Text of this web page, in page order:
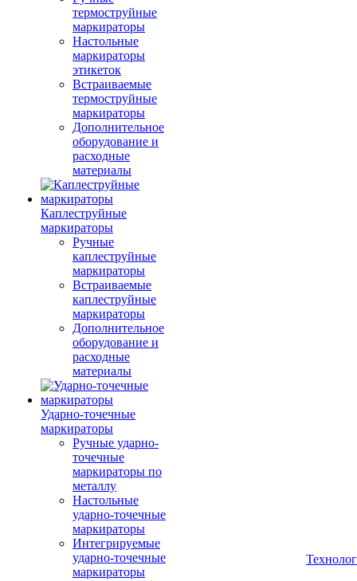
термоструйные
маркираторы
Настольные
маркираторы
этикеток
Встраиваемые
термоструйные
маркираторы
Дополнительное
оборудование и
расходные
материалы
Каплеструйные
маркираторы
Ручные
каплеструйные
маркираторы
Встраиваемые
каплеструйные
маркираторы
Дополнительное
оборудование и
расходные
материалы
Ударно-точечные
маркираторы
Ручные ударно-
точечные
маркираторы по
металлу
Настольные
ударно-точечные
маркираторы
Интегрируемые
ударно-точечные
маркираторы